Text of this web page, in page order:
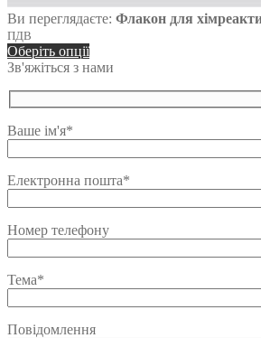
Ви переглядаєте: Флакон для
ПДВ
Оберіть опції
Зв'яжіться з нами
Ваше ім'я*
Електронна пошта*
Номер телефону
Тема*
Повідомлення